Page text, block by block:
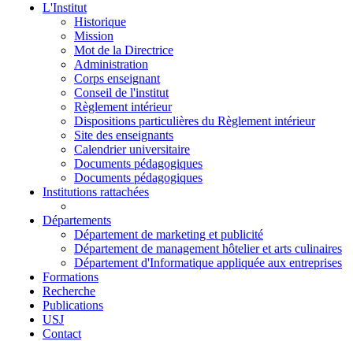
L'Institut
Historique
Mission
Mot de la Directrice
Administration
Corps enseignant
Conseil de l'institut
Règlement intérieur
Dispositions particulières du Règlement intérieur
Site des enseignants
Calendrier universitaire
Documents pédagogiques
Documents pédagogiques
Institutions rattachées
Départements
Département de marketing et publicité
Département de management hôtelier et arts culinaires
Département d'Informatique appliquée aux entreprises
Formations
Recherche
Publications
USJ
Contact